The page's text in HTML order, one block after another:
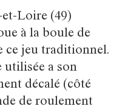
Loire (49)
à la boule de
ce jeu traditionnel.
utilisée a son
décalé (côté
de roulement